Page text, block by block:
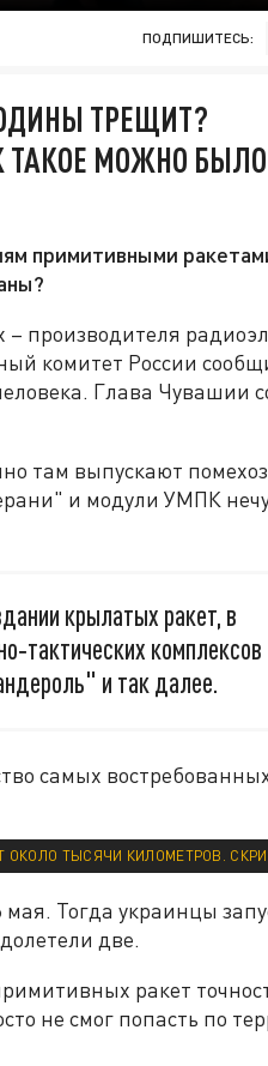
ПОДПИШИТЕСЬ:
ТРЕЩИТ?
ТАКОЕ МОЖНО БЫЛО
примитивными
производителя
комитет России
Глава Чувашии
там выпускают
и модули УМПК
крылатых ракет, в
и так далее.
самых
ТЫСЯЧИ КИЛОМЕТРОВ. СКРИН:
мая. Тогда украинцы
две.
ракет
не смог попасть по